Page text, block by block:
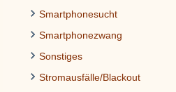
Smartphonesucht
Smartphonezwang
Sonstiges
Stromausfälle/Blackout